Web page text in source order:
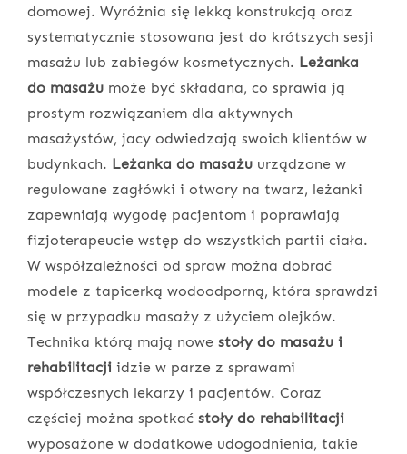
domowej. Wyróżnia się lekką konstrukcją oraz
systematycznie stosowana jest do krótszych sesji
masażu lub zabiegów kosmetycznych. Leżanka
do masażu może być składana, co sprawia ją
prostym rozwiązaniem dla aktywnych
masażystów, jacy odwiedzają swoich klientów w
budynkach. Leżanka do masażu urządzone w
regulowane zagłówki i otwory na twarz, leżanki
zapewniają wygodę pacjentom i poprawiają
fizjoterapeucie wstęp do wszystkich partii ciała.
W współzależności od spraw można dobrać
modele z tapicerką wodoodporną, która sprawdzi
się w przypadku masaży z użyciem olejków.
Technika którą mają nowe stoły do masażu i
rehabilitacji idzie w parze z sprawami
współczesnych lekarzy i pacjentów. Coraz
częściej można spotkać stoły do rehabilitacji
wyposażone w dodatkowe udogodnienia, takie